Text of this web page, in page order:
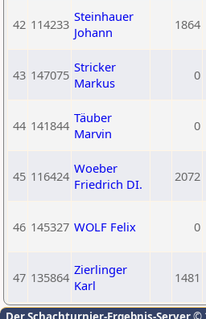
42 114233 Steinhauer
Johann
1864
43 147075 Stricker
Markus
0
44 141844 Täuber
Marvin
0
45 116424 Woeber
Friedrich DI.
2072
46 145327 WOLF Felix 0
47 135864 Zierlinger
Karl
1481